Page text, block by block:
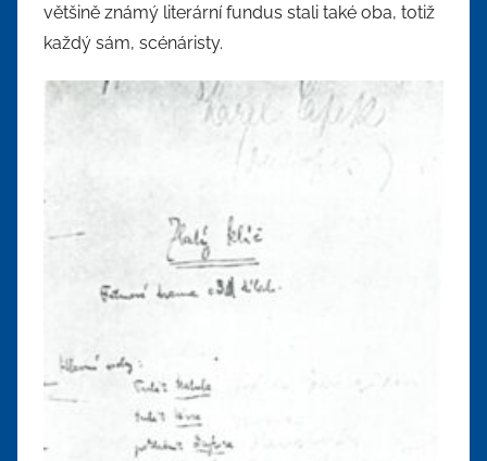
většině známý literární fundus stali také oba, totiž
každý sám, scénáristy.